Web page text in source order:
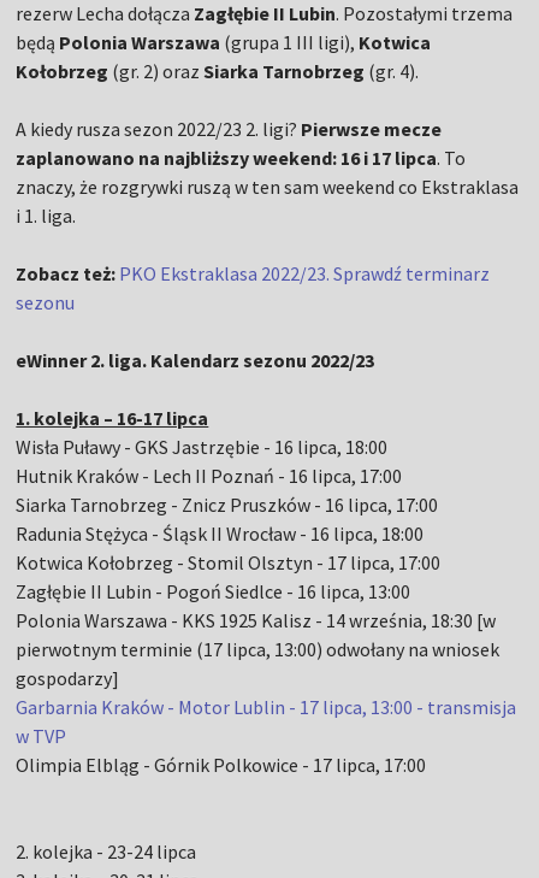
rezerw Lecha dołącza Zagłębie II Lubin. Pozostałymi trzema
będą Polonia Warszawa (grupa 1 III ligi), Kotwica
Kołobrzeg (gr. 2) orazSiarka Tarnobrzeg (gr. 4).
A kiedy rusza sezon 2022/23 2. ligi? Pierwsze mecze
zaplanowano na najbliższy weekend: 16 i 17 lipca. To
znaczy, że rozgrywki ruszą w ten sam weekend co Ekstraklasa
i 1. liga.
Zobacz też: PKO Ekstraklasa 2022/23. Sprawdź terminarz
sezonu
eWinner 2. liga. Kalendarz sezonu 2022/23
1. kolejka – 16-17 lipca
Wisła Puławy - GKS Jastrzębie - 16 lipca, 18:00
Hutnik Kraków - Lech II Poznań - 16 lipca, 17:00
Siarka Tarnobrzeg - Znicz Pruszków - 16 lipca, 17:00
Radunia Stężyca - Śląsk II Wrocław - 16 lipca, 18:00
Kotwica Kołobrzeg - Stomil Olsztyn - 17 lipca, 17:00
Zagłębie II Lubin - Pogoń Siedlce - 16 lipca, 13:00
Polonia Warszawa - KKS 1925 Kalisz - 14 września, 18:30 [w
pierwotnym terminie (17 lipca, 13:00) odwołany na wniosek
gospodarzy]
Garbarnia Kraków - Motor Lublin - 17 lipca, 13:00 - transmisja
w TVP
Olimpia Elbląg - Górnik Polkowice - 17 lipca, 17:00
2. kolejka - 23-24 lipca